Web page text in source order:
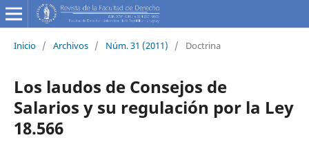
Inicio / Archivos / Núm. 31 (2011) / Doctrina
Los laudos de Consejos de
Salarios y su regulación por la Ley
18.566